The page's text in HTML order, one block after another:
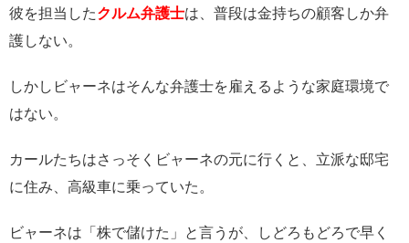
彼を担当したクルム弁護士は、普段は金持ちの顧客しか弁
護しない。
しかしビャーネはそんな弁護士を雇えるような家庭環境で
はない。
カールたちはさっそくビャーネの元に行くと、立派な邸宅
に住み、高級車に乗っていた。
ビャーネは「株で儲けた」と言うが、しどろもどろで早く